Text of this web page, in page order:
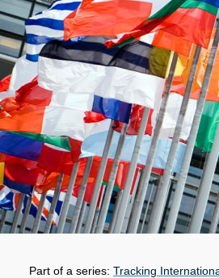
Part of a series: Tracking